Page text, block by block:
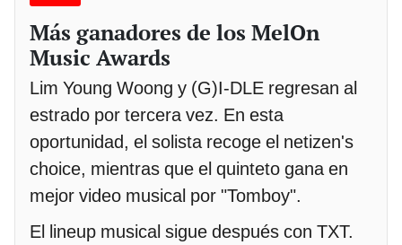
Más ganadores de los MelOn
Music Awards
Lim Young Woong y (G)I-DLE regresan al
estrado por tercera vez. En esta
oportunidad, el solista recoge el netizen's
choice, mientras que el quinteto gana en
mejor video musical por "Tomboy".
El lineup musical sigue después con TXT.